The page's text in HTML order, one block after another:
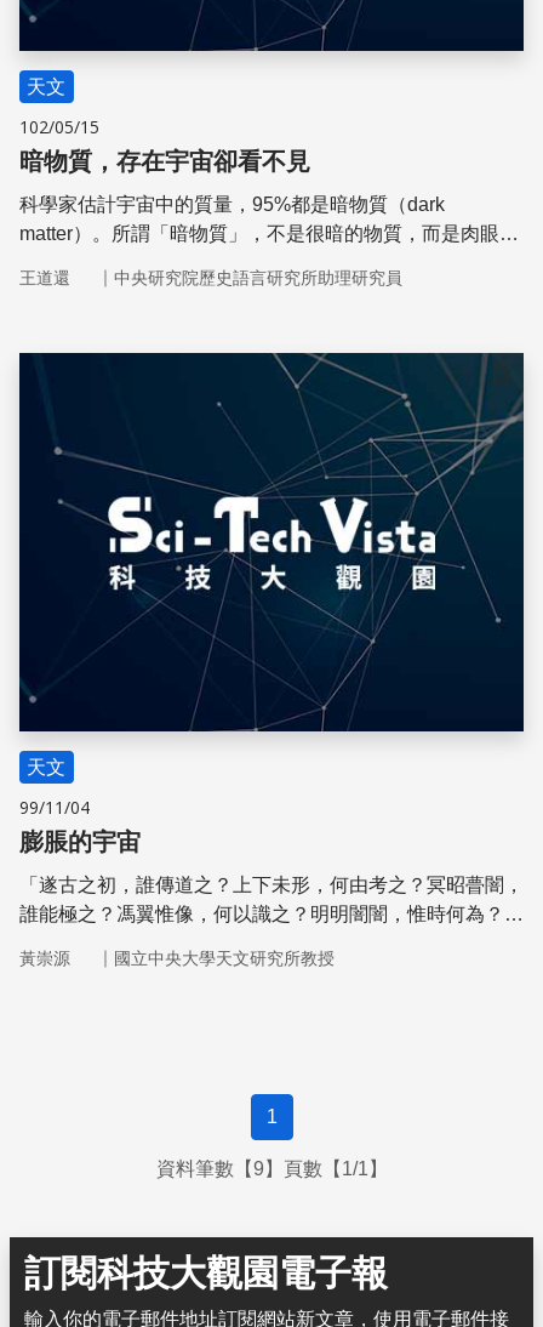
天文
102/05/15
暗物質，存在宇宙卻看不見
科學家估計宇宙中的質量，95%都是暗物質（dark
matter）。所謂「暗物質」，不是很暗的物質，而是肉眼無
王道還 ｜ 中央研究院歷史語言研究所助理研究員
儲存
天文
99/11/04
膨脹的宇宙
「遂古之初，誰傳道之？上下未形，何由考之？冥昭瞢闇，
誰能極之？馮翼惟像，何以識之？明明闇闇，惟時何為？」
黃崇源 ｜ 國立中央大學天文研究所教授
1
資料筆數【9】頁數【1/1】
訂閱科技大觀園電子報
輸入你的電子郵件地址訂閱網站新文章，使用電子郵件接